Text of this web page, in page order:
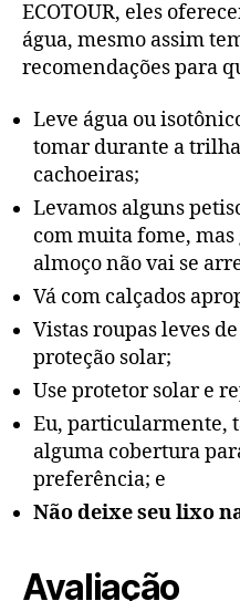
ECOTOUR, eles
água, mesmo assim
recomendações para
Leve água ou
tomar durante a
cachoeiras;
Levamos alguns
com muita fome,
almoço não vai se
Vá com calçados
Vistas roupas leves
proteção solar;
Use protetor solar e
Eu, particularmente,
alguma cobertura
preferência; e
Não deixe seu lixo
Avaliação